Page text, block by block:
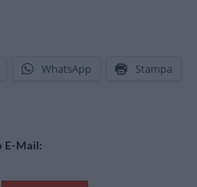
WhatsApp Stampa
E-Mail: